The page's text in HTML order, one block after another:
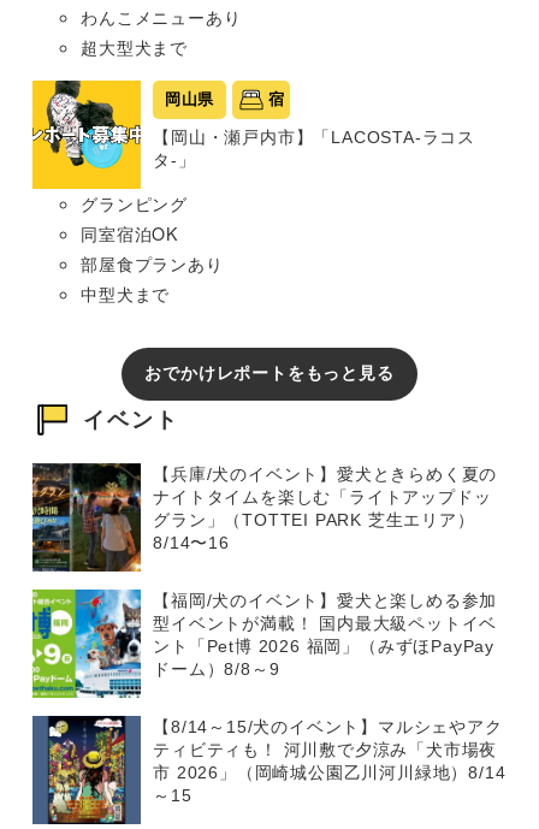
わんこメニューあり
超大型犬まで
岡山県 宿
【岡山・瀬戸内市】「LACOSTA-ラコス
タ-」
グランピング
同室宿泊OK
部屋食プランあり
中型犬まで
おでかけレポートをもっと見る
イベント
【兵庫/犬のイベント】愛犬ときらめく夏の
ナイトタイムを楽しむ「ライトアップドッ
グラン」（TOTTEI PARK 芝生エリア）
8/14〜16
【福岡/犬のイベント】愛犬と楽しめる参加
型イベントが満載！ 国内最大級ペットイベ
ント「Pet博 2026 福岡」（みずほPayPay
ドーム）8/8～9
【8/14～15/犬のイベント】マルシェやアク
ティビティも！ 河川敷で夕涼み「犬市場夜
市 2026」（岡崎城公園乙川河川緑地）8/14
～15